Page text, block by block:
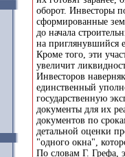
оборот. Инвесторы
сформированные
до начала
на приглянувшийся
Кроме того, эти
увеличит
Инвесторов
единственный
государственную
документы для их
документов по
детальной оценки
"одного окна",
По словам Г. Грефа,